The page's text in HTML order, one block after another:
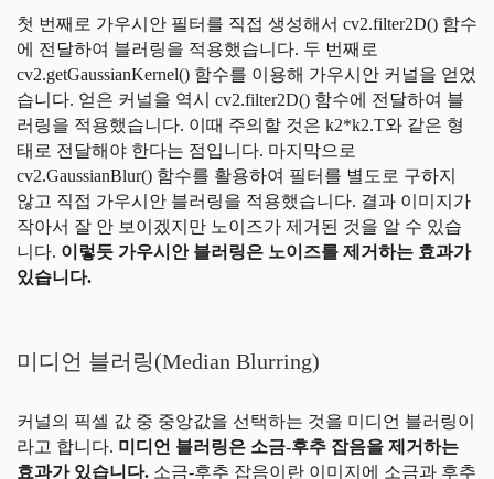
첫 번째로 가우시안 필터를 직접 생성해서 cv2.filter2D() 함수
에 전달하여 블러링을 적용했습니다. 두 번째로
cv2.getGaussianKernel() 함수를 이용해 가우시안 커널을 얻었
습니다. 얻은 커널을 역시 cv2.filter2D() 함수에 전달하여 블
러링을 적용했습니다. 이때 주의할 것은 k2*k2.T와 같은 형
태로 전달해야 한다는 점입니다. 마지막으로
cv2.GaussianBlur() 함수를 활용하여 필터를 별도로 구하지
않고 직접 가우시안 블러링을 적용했습니다. 결과 이미지가
작아서 잘 안 보이겠지만 노이즈가 제거된 것을 알 수 있습
니다. 이렇듯 가우시안 블러링은 노이즈를 제거하는 효과가
있습니다.
미디언 블러링(Median Blurring)
커널의 픽셀 값 중 중앙값을 선택하는 것을 미디언 블러링이
라고 합니다. 미디언 블러링은 소금-후추 잡음을 제거하는
효과가 있습니다. 소금-후추 잡음이란 이미지에 소금과 후추